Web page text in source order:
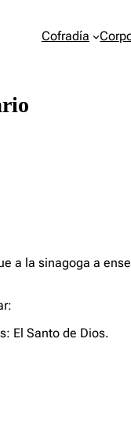
Cofradía
a la sinagoga a
El Santo de Dios.